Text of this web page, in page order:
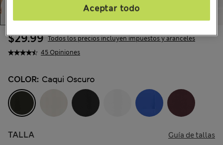
45 Opiniones
$29.99 Todos los precios incluyen impuestos y aranceles
COLOR: Caqui Oscuro
TALLA Guía de tallas
Aceptar todo